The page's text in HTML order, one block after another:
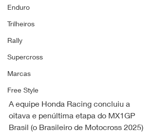
Enduro
Trilheiros
Rally
Supercross
Marcas
Free Style
A equipe Honda Racing concluiu a
oitava e penúltima etapa do MX1GP
Brasil (o Brasileiro de Motocross 2025)